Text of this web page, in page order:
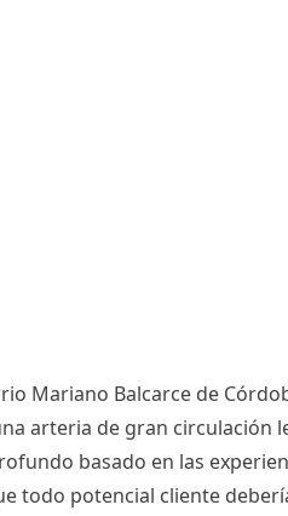
Mariano Balcarce de
arteria de gran
basado en las
todo potencial cliente